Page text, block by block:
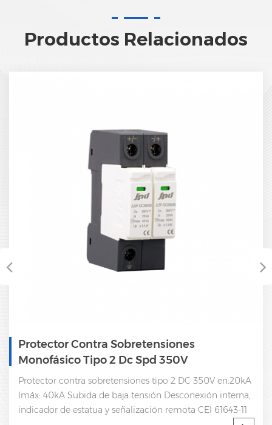
Productos Relacionados
Protector Contra Sobretensiones
Monofásico Tipo 2 Dc Spd 350V
Protector contra sobretensiones tipo 2 DC 350V en:20kA
Imáx: 40kA Subida de baja tensión Desconexión interna,
indicador de estatua y señalización remota CEI 61643-11